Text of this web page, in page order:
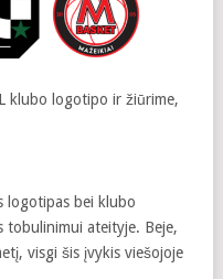
klubo logotipo ir žiūrime,
logotipas bei klubo
tobulinimui ateityje. Beje,
visgi šis įvykis viešojoje